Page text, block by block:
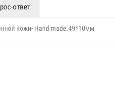
ответ
кожи- Hand made.49*10мм